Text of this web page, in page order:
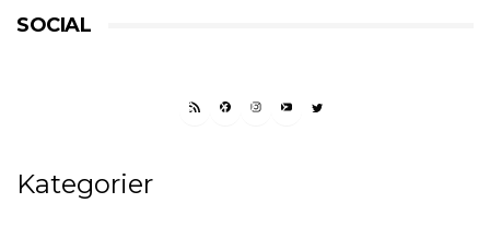
SOCIAL
RSS FEEDFACEBOOK
INSTAGRAM
YOUTUBETWITTER
Kategorier